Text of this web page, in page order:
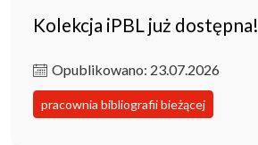
Kolekcja iPBL już dostępna!
Opublikowano: 23.07.2026
pracownia bibliografii bieżącej